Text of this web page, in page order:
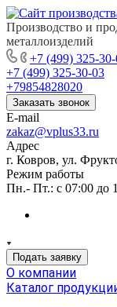
Производство и
металлоизделий
+7 (499) 325-
+7 (499) 325-30-03
+79854828020
Заказать звонок
E-mail
zakaz@vplus33.ru
Адрес
г. Ковров, ул.
Режим работы
Пн.- Пт.: с 07:00 до
Подать заявку
О компании
Каталог